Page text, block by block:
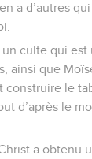
a d’autres
culte qui est
ainsi que
construire le
d’après le
a obtenu